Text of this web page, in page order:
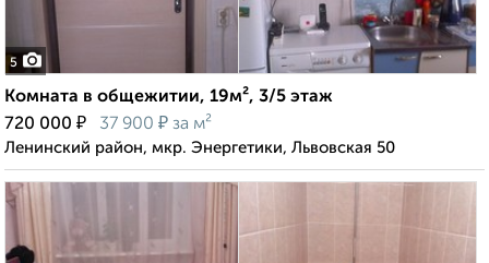
5
Комната в общежитии, 19м², 3/5 этаж
720 000 ₽ 37 900 ₽ за м²
Ленинский район, мкр. Энергетики, Львовская 50